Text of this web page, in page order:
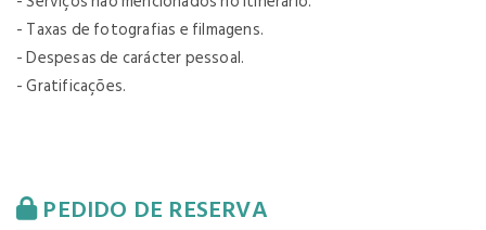
- Taxas de fotografias e filmagens.
- Despesas de carácter pessoal.
- Gratificações.
PEDIDO DE RESERVA